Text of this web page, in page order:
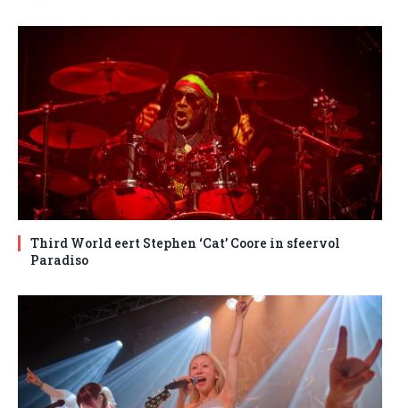
Third World eert Stephen ‘Cat’ Coore in sfeervol
Paradiso